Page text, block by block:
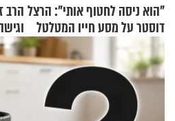
"הוא ניסה לחטוף אותי": הרצל
דוסטר על מסע חייו המטלטל
הרב